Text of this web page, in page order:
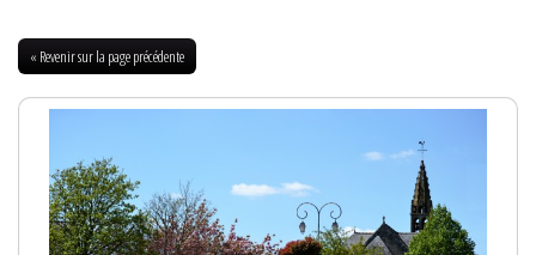
« Revenir sur la page précédente